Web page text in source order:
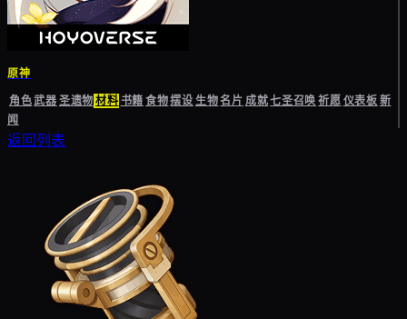
原神
角色武器圣遗物材料书籍食物摆设生物名片成就七圣召唤祈愿仪表板新
闻
返回列表